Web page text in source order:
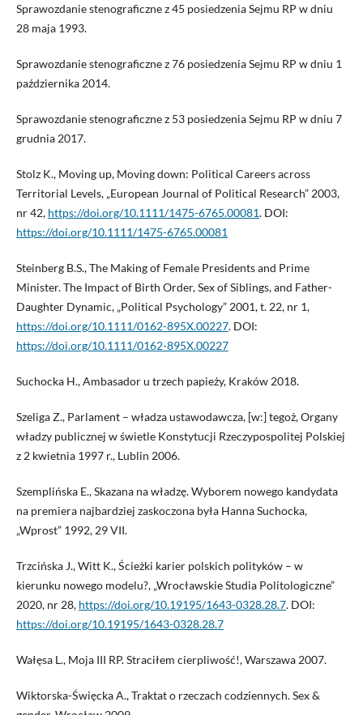
Sprawozdanie stenograficzne z 45 posiedzenia Sejmu RP w dniu
28 maja 1993.
Sprawozdanie stenograficzne z 76 posiedzenia Sejmu RP w dniu 1
października 2014.
Sprawozdanie stenograficzne z 53 posiedzenia Sejmu RP w dniu 7
grudnia 2017.
Stolz K., Moving up, Moving down: Political Careers across
Territorial Levels, „European Journal of Political Research” 2003,
nr 42, https://doi.org/10.1111/1475-6765.00081. DOI:
https://doi.org/10.1111/1475-6765.00081
Steinberg B.S., The Making of Female Presidents and Prime
Minister. The Impact of Birth Order, Sex of Siblings, and Father-
Daughter Dynamic, „Political Psychology” 2001, t. 22, nr 1,
https://doi.org/10.1111/0162-895X.00227. DOI:
https://doi.org/10.1111/0162-895X.00227
Suchocka H., Ambasador u trzech papieży, Kraków 2018.
Szeliga Z., Parlament – władza ustawodawcza, [w:] tegoż, Organy
władzy publicznej w świetle Konstytucji Rzeczypospolitej Polskiej
z 2 kwietnia 1997 r., Lublin 2006.
Szemplińska E., Skazana na władzę. Wyborem nowego kandydata
na premiera najbardziej zaskoczona była Hanna Suchocka,
„Wprost” 1992, 29 VII.
Trzcińska J., Witt K., Ścieżki karier polskich polityków – w
kierunku nowego modelu?, „Wrocławskie Studia Politologiczne”
2020, nr 28, https://doi.org/10.19195/1643-0328.28.7. DOI:
https://doi.org/10.19195/1643-0328.28.7
Wałęsa L., Moja III RP. Straciłem cierpliwość!, Warszawa 2007.
Wiktorska-Święcka A., Traktat o rzeczach codziennych. Sex &